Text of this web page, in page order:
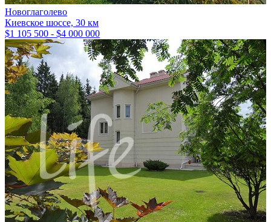
Новоглаголево
Киевское шоссе, 30 км
$1 105 500 - $4 000 000